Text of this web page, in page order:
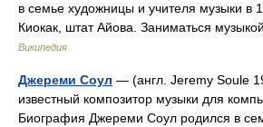
в семье художницы и учителя музыки в
Киокак, штат Айова. Заниматься
Википедия
Джереми Соул — (англ. Jeremy Soule
известный композитор музыки для
Биография Джереми Соул родился в